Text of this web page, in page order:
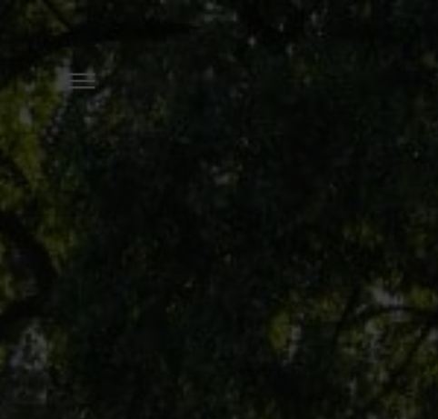
ZIMMER & SUITEN
GOLF
RESTAURANTS & BARS
TAGUNGEN & FIRMENEVENTS
FESTE & FEIERLICHKEITEN